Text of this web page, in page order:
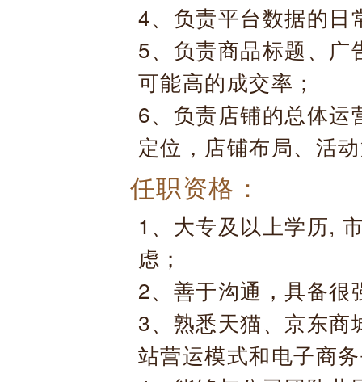
4、负责平台数据的日
5、负责商品标题、广
可能高的成交率；
6、负责店铺的总体运
定位，店铺布局、活
任职资格：
1、大专及以上学历,
虑；
2、善于沟通，具备很
3、熟悉天猫、京东
站营运模式和电子商